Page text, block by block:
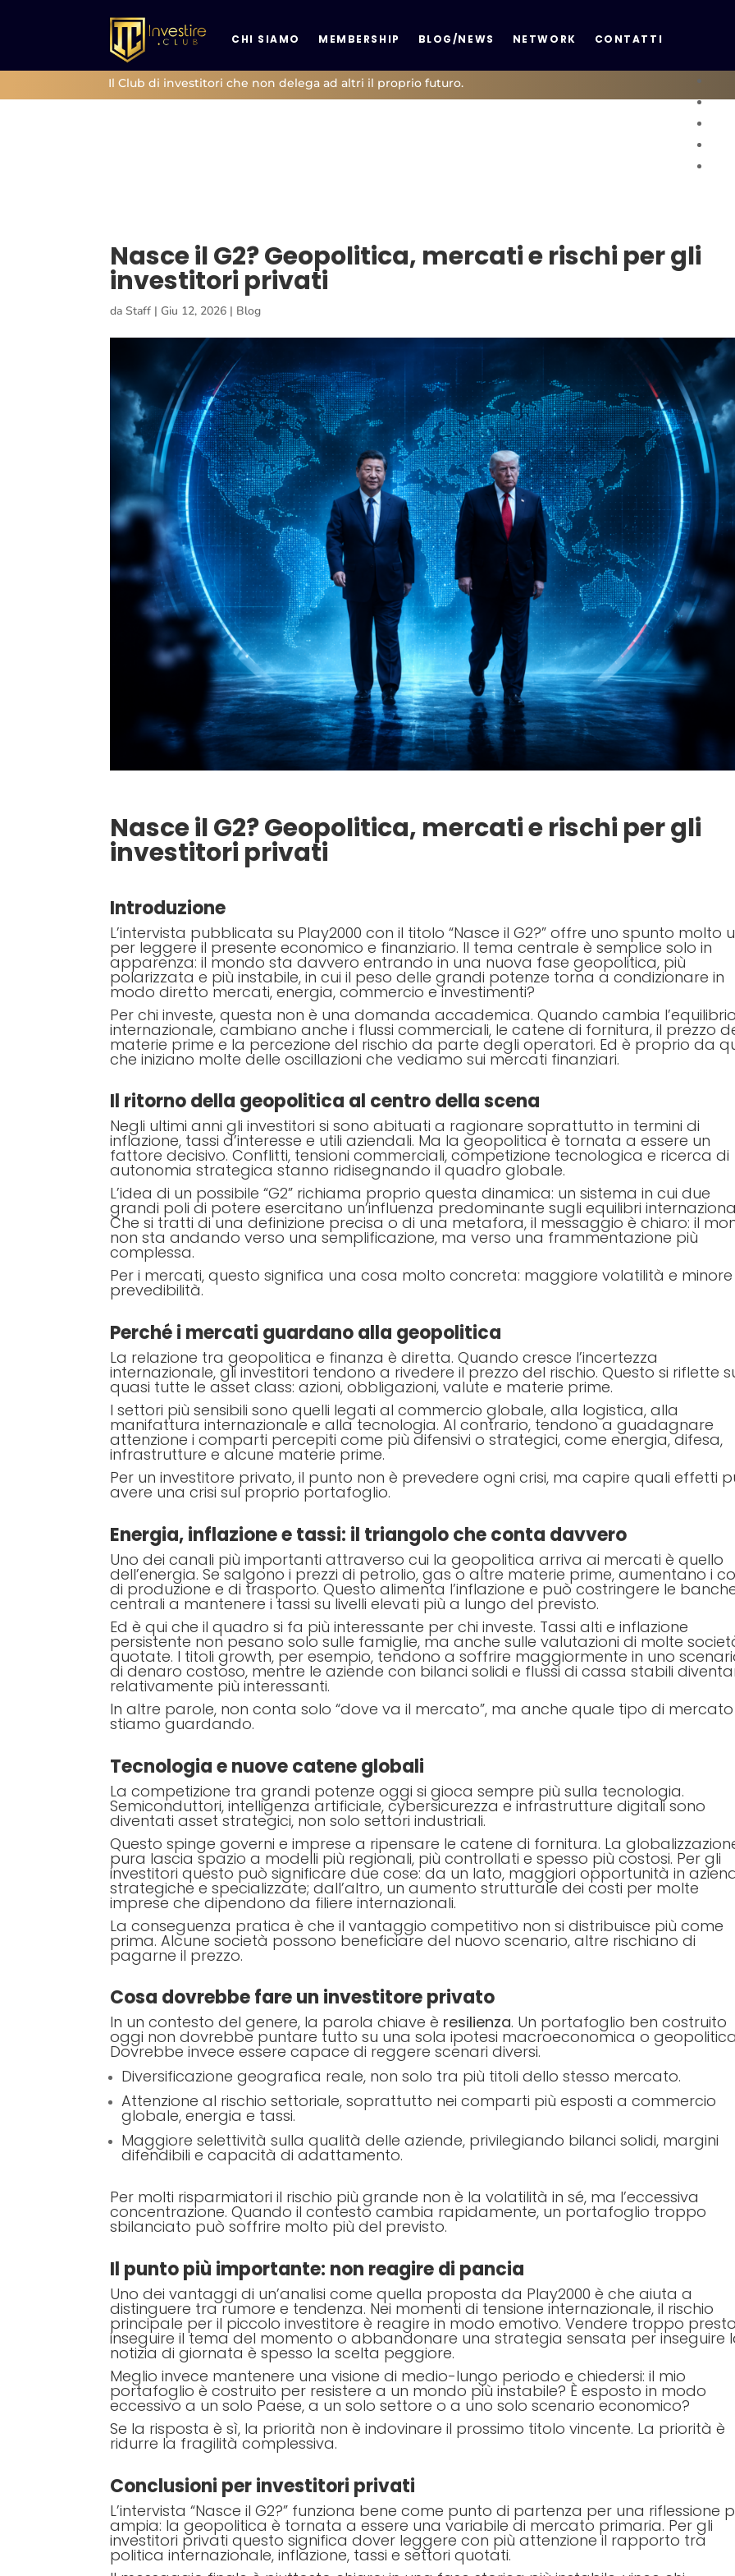
CHI SIAMO MEMBERSHIP BLOG/NEWS NETWORK CONTATTI
Il Club di investitori che non delega ad altri il proprio futuro.
Nasce il G2? Geopolitica, mercati e rischi per gli
investitori privati
daStaff | Giu 12, 2026 | Blog
Nasce il G2? Geopolitica, mercati e rischi per gli
investitori privati
Introduzione
L’intervista pubblicata su Play2000 con il titolo “Nasce il G2?” offre uno spunto molto
per leggere il presente economico e finanziario. Il tema centrale è semplice solo in
apparenza: il mondo sta davvero entrando in una nuova fase geopolitica, più
polarizzata e più instabile, in cui il peso delle grandi potenze torna a condizionare in
modo diretto mercati, energia, commercio e investimenti?
Per chi investe, questa non è una domanda accademica. Quando cambia l’equilibrio
internazionale, cambiano anche i flussi commerciali, le catene di fornitura, il prezzo
materie prime e la percezione del rischio da parte degli operatori. Ed è proprio da
che iniziano molte delle oscillazioni che vediamo sui mercati finanziari.
Il ritorno della geopolitica al centro della scena
Negli ultimi anni gli investitori si sono abituati a ragionare soprattutto in termini di
inflazione, tassi d’interesse e utili aziendali. Ma la geopolitica è tornata a essere un
fattore decisivo. Conflitti, tensioni commerciali, competizione tecnologica e ricerca di
autonomia strategica stanno ridisegnando il quadro globale.
L’idea di un possibile “G2” richiama proprio questa dinamica: un sistema in cui due
grandi poli di potere esercitano un’influenza predominante sugli equilibri
Che si tratti di una definizione precisa o di una metafora, il messaggio è chiaro: il
non sta andando verso una semplificazione, ma verso una frammentazione più
complessa.
Per i mercati, questo significa una cosa molto concreta: maggiore volatilità e minore
prevedibilità.
Perché i mercati guardano alla geopolitica
La relazione tra geopolitica e finanza è diretta. Quando cresce l’incertezza
internazionale, gli investitori tendono a rivedere il prezzo del rischio. Questo si riflette
quasi tutte le asset class: azioni, obbligazioni, valute e materie prime.
I settori più sensibili sono quelli legati al commercio globale, alla logistica, alla
manifattura internazionale e alla tecnologia. Al contrario, tendono a guadagnare
attenzione i comparti percepiti come più difensivi o strategici, come energia, difesa,
infrastrutture e alcune materie prime.
Per un investitore privato, il punto non è prevedere ogni crisi, ma capire quali effetti
avere una crisi sul proprio portafoglio.
Energia, inflazione e tassi: il triangolo che conta davvero
Uno dei canali più importanti attraverso cui la geopolitica arriva ai mercati è quello
dell’energia. Se salgono i prezzi di petrolio, gas o altre materie prime, aumentano i
di produzione e di trasporto. Questo alimenta l’inflazione e può costringere le
centrali a mantenere i tassi su livelli elevati più a lungo del previsto.
Ed è qui che il quadro si fa più interessante per chi investe. Tassi alti e inflazione
persistente non pesano solo sulle famiglie, ma anche sulle valutazioni di molte
quotate. I titoli growth, per esempio, tendono a soffrire maggiormente in uno
di denaro costoso, mentre le aziende con bilanci solidi e flussi di cassa stabili
relativamente più interessanti.
In altre parole, non conta solo “dove va il mercato”, ma anche quale tipo di mercato
stiamo guardando.
Tecnologia e nuove catene globali
La competizione tra grandi potenze oggi si gioca sempre più sulla tecnologia.
Semiconduttori, intelligenza artificiale, cybersicurezza e infrastrutture digitali sono
diventati asset strategici, non solo settori industriali.
Questo spinge governi e imprese a ripensare le catene di fornitura. La
pura lascia spazio a modelli più regionali, più controllati e spesso più costosi. Per gli
investitori questo può significare due cose: da un lato, maggiori opportunità in
strategiche e specializzate; dall’altro, un aumento strutturale dei costi per molte
imprese che dipendono da filiere internazionali.
La conseguenza pratica è che il vantaggio competitivo non si distribuisce più come
prima. Alcune società possono beneficiare del nuovo scenario, altre rischiano di
pagarne il prezzo.
Cosa dovrebbe fare un investitore privato
In un contesto del genere, la parola chiave è resilienza. Un portafoglio ben costruito
oggi non dovrebbe puntare tutto su una sola ipotesi macroeconomica o
Dovrebbe invece essere capace di reggere scenari diversi.
Diversificazione geografica reale, non solo tra più titoli dello stesso mercato.
Attenzione al rischio settoriale, soprattutto nei comparti più esposti a commercio
globale, energia e tassi.
Maggiore selettività sulla qualità delle aziende, privilegiando bilanci solidi, margini
difendibili e capacità di adattamento.
Per molti risparmiatori il rischio più grande non è la volatilità in sé, ma l’eccessiva
concentrazione. Quando il contesto cambia rapidamente, un portafoglio troppo
sbilanciato può soffrire molto più del previsto.
Il punto più importante: non reagire di pancia
Uno dei vantaggi di un’analisi come quella proposta da Play2000 è che aiuta a
distinguere tra rumore e tendenza. Nei momenti di tensione internazionale, il rischio
principale per il piccolo investitore è reagire in modo emotivo. Vendere troppo
inseguire il tema del momento o abbandonare una strategia sensata per inseguire
notizia di giornata è spesso la scelta peggiore.
Meglio invece mantenere una visione di medio-lungo periodo e chiedersi: il mio
portafoglio è costruito per resistere a un mondo più instabile? È esposto in modo
eccessivo a un solo Paese, a un solo settore o a uno solo scenario economico?
Se la risposta è sì, la priorità non è indovinare il prossimo titolo vincente. La priorità è
ridurre la fragilità complessiva.
Conclusioni per investitori privati
L’intervista “Nasce il G2?” funziona bene come punto di partenza per una riflessione
ampia: la geopolitica è tornata a essere una variabile di mercato primaria. Per gli
investitori privati questo significa dover leggere con più attenzione il rapporto tra
politica internazionale, inflazione, tassi e settori quotati.